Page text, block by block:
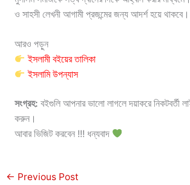
ও সাহসী লেখনী আগামী প্রজন্মের জন্য আদর্শ হয়ে থাকবে।
আরও পড়ুন
ইসলামী বইয়ের তালিকা
ইসলামি উপন্যাস
সংগ্রহ: বইগুলি আপনার ভালো লাগলে দয়াকরে নিকটবর্তী
করুন।
আবার ভিজিট করবেন !!! ধন্যবাদ
← Previous Post